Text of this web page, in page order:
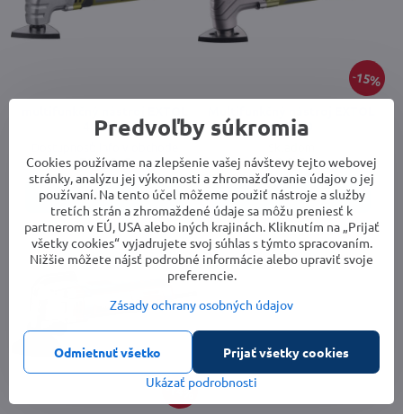
417200
53,20 €
Do košíka
15%
417220
60,37 €
Do košíka
14%
Predvoľby súkromia
Cookies používame na zlepšenie vašej návštevy tejto webovej
stránky, analýzu jej výkonnosti a zhromažďovanie údajov o jej
používaní. Na tento účel môžeme použiť nástroje a služby
tretích strán a zhromaždené údaje sa môžu preniesť k
partnerom v EÚ, USA alebo iných krajinách. Kliknutím na „Prijať
všetky cookies“ vyjadrujete svoj súhlas s týmto spracovaním.
Nižšie môžete nájsť podrobné informácie alebo upraviť svoje
preferencie.
Zásady ochrany osobných údajov
Ukázať podrobnosti
Prijať všetky cookies
Odmietnuť všetko